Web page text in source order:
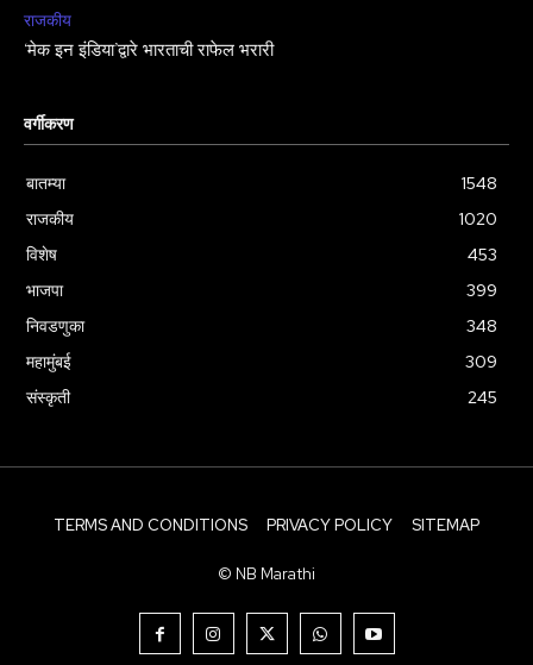
राजकीय
‘मेक इन इंडिया’द्वारे भारताची राफेल भरारी
वर्गीकरण
बातम्या
1548
राजकीय
1020
विशेष
453
भाजपा
399
निवडणुका
348
महामुंबई
309
संस्कृती
245
TERMS AND CONDITIONS PRIVACY POLICY SITEMAP
© NB Marathi